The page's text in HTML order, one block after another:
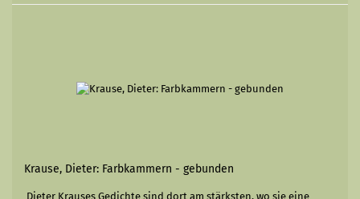
Krause, Dieter: Farbkammern - gebunden
Dieter Krauses Gedichte sind dort am stärksten, wo sie eine